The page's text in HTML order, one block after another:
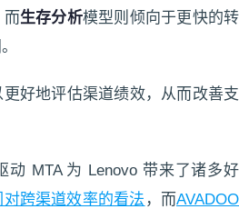
而生存分析模型则倾向于更快的转
好地评估渠道绩效，从而改善支
动 MTA 为 Lenovo 带来了诸多好
跨渠道效率的看法 ，而AVADOO